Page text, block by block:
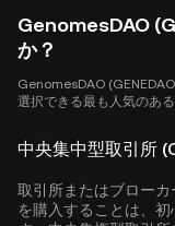
GenomesDAO
か？
GenomesDAO
選択できる最も人気のあ
中央集中型取引所
取引所またはブローカ
を購入することは、